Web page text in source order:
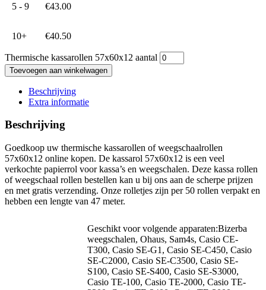
5 - 9 €43.00
10+ €40.50
Thermische kassarollen 57x60x12 aantal
Toevoegen aan winkelwagen
Beschrijving
Extra informatie
Beschrijving
Goedkoop uw thermische kassarollen of weegschaalrollen
57x60x12 online kopen. De kassarol 57x60x12 is een veel
verkochte papierrol voor kassa’s en weegschalen. Deze kassa rollen
of weegschaal rollen bestellen kan u bij ons aan de scherpe prijzen
en met gratis verzending. Onze rolletjes zijn per 50 rollen verpakt en
hebben een lengte van 47 meter.
Geschikt voor volgende apparaten:Bizerba
weegschalen, Ohaus, Sam4s, Casio CE-
T300, Casio SE-G1, Casio SE-C450, Casio
SE-C2000, Casio SE-C3500, Casio SE-
S100, Casio SE-S400, Casio SE-S3000,
Casio TE-100, Casio TE-2000, Casio TE-